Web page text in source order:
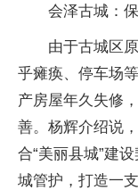
会泽古城：
由于古城区
乎瘫痪、停车场
产房屋年久失修
善。杨辉介绍说
合“美丽县城”建
城管护，打造一